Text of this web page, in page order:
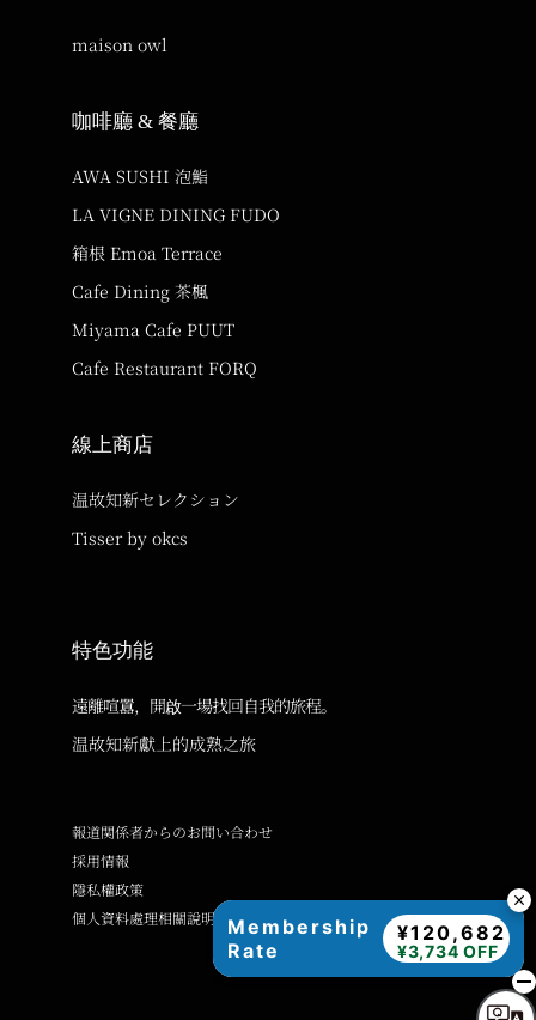
maison owl
咖啡廳 & 餐廳
AWA SUSHI 泡鮨
LA VIGNE DINING FUDO
箱根 Emoa Terrace
Cafe Dining 茶楓
Miyama Cafe PUUT
Cafe Restaurant FORQ
線上商店
温故知新セレクション
Tisser by okcs
特色功能
遠離喧囂，開啟一場找回自我的旅程。
温故知新獻上的成熟之旅
報道関係者からのお問い合わせ
採用情報
隱私權政策
個人資料處理相關說明
Membership
Rate
¥120,682
¥3,734 OFF